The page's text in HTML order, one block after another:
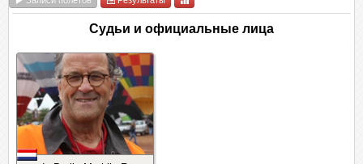
Судьи и официальные лица